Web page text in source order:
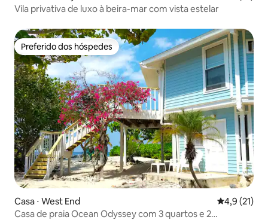
Vila privativa de luxo à beira-mar com vista estelar
Preferido dos hóspedes
Preferido dos hóspedes
Casa ⋅ West End 4,9 de uma
4,9 (21)
Casa de praia Ocean Odyssey com 3 quartos e 2